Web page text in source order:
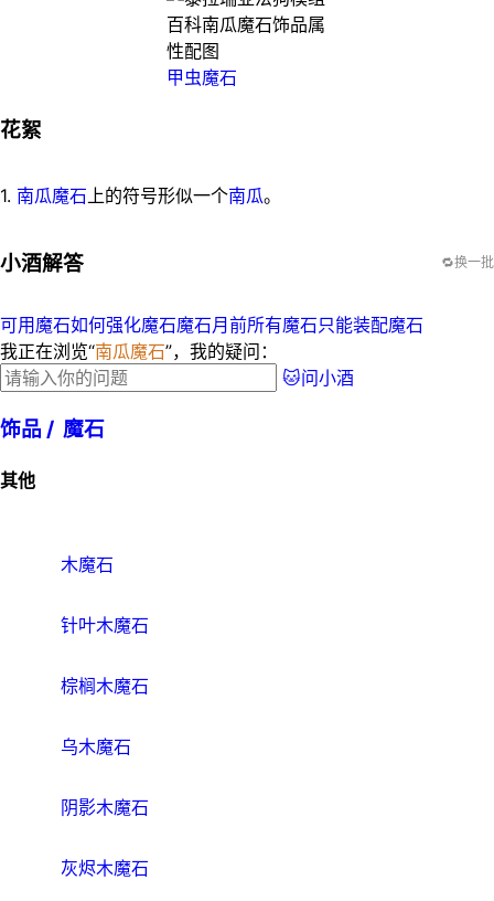
甲虫魔石
花絮
1. 南瓜魔石上的符号形似一个南瓜。
小酒解答 🔁换一批
可用魔石如何强化魔石魔石月前所有魔石只能装配魔石
我正在浏览“南瓜魔石”，我的疑问：
🐱问小酒
饰品 / 魔石
其他
木魔石
针叶木魔石
棕榈木魔石
乌木魔石
阴影木魔石
灰烬木魔石